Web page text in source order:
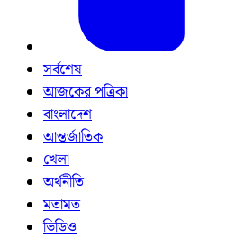
সর্বশেষ
আজকের পত্রিকা
বাংলাদেশ
আন্তর্জাতিক
খেলা
অর্থনীতি
মতামত
ভিডিও